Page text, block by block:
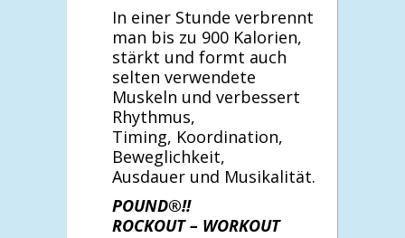
In einer Stunde verbrennt
man bis zu 900 Kalorien,
stärkt und formt auch
selten verwendete
Muskeln und verbessert
Rhythmus,
Timing, Koordination,
Beweglichkeit,
Ausdauer und Musikalität.
POUND®!!
ROCKOUT – WORKOUT